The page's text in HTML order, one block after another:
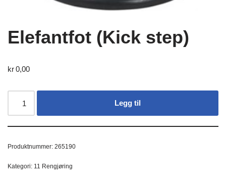
Elefantfot (Kick step)
kr0,00
Legg til
Produktnummer: 265190
Kategori: 11 Rengjøring